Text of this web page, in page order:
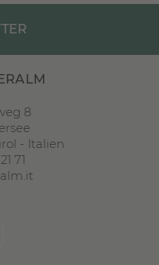
8
- Italien
71